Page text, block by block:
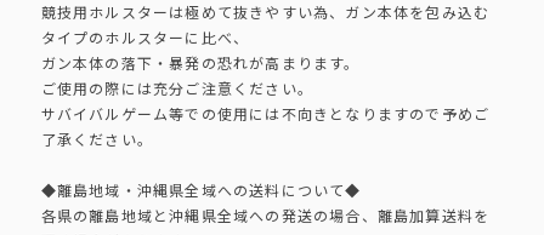
競技用ホルスターは極めて抜きやすい為、ガン本体を包み込む
タイプのホルスターに比べ、
ガン本体の落下・暴発の恐れが高まります。
ご使用の際には充分ご注意ください。
サバイバルゲーム等での使用には不向きとなりますので予めご
了承ください。
◆離島地域・沖縄県全域への送料について◆
各県の離島地域と沖縄県全域への発送の場合、離島加算送料を